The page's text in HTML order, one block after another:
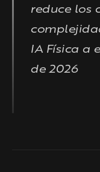
reduce los
IA Física a
de 2026